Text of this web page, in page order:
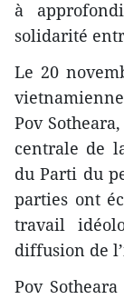
à
solidarité
Le 20
Pov
centrale de
du Parti du
parties ont
travail
diffusion de
Pov